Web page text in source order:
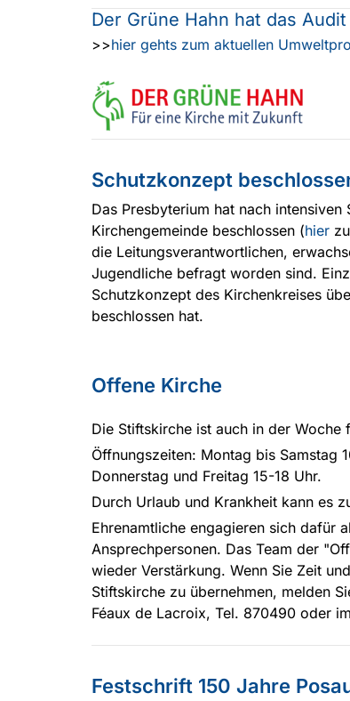
Der Grüne Hahn hat das
>>hier gehts zum aktuellen
Schutzkonzept
Das Presbyterium hat nach
Kirchengemeinde beschlossen (hier
die Leitungsverantwortlichen,
Jugendliche befragt worden sind.
Schutzkonzept des Kirchenkreises
beschlossen hat.
Offene Kirche
Die Stiftskirche ist auch in der Woche
Öffnungszeiten: Montag bis Samstag
Donnerstag und Freitag 15-18 Uhr.
Durch Urlaub und Krankheit kann es
Ehrenamtliche engagieren sich dafür
Ansprechpersonen. Das Team der
wieder Verstärkung. Wenn Sie Zeit
Stiftskirche zu übernehmen, melden
Féaux de Lacroix, Tel. 870490 oder
Festschrift 150 Jahre